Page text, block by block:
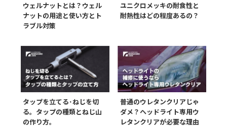
ウェルナットとは？ウェル
ナットの用途と使い方とト
ラブル対策
ユニクロメッキの耐食性と
耐熱性はどの程度あるの？
タップを立てる･ねじを切
る。タップの種類とねじ山
の作り方。
普通のウレタンクリアじゃ
ダメ？ヘッドライト専用ウ
レタンクリアが必要な理由